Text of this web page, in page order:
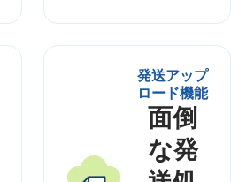
発送アップ
ロード機能
面倒
な発